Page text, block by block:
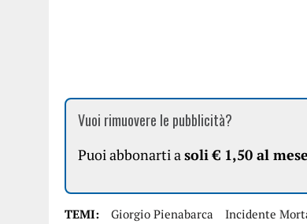
Vuoi rimuovere le pubblicità?
Puoi abbonarti asoli € 1,50 al mese
TEMI: Giorgio Pienabarca Incidente